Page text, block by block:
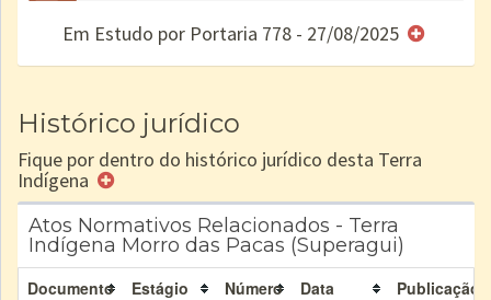
e/ou
Em Estudo por Portaria 778 - 27/08/2025
Histórico jurídico
Fique por dentro do histórico jurídico desta Terra
Indígena
Atos Normativos Relacionados - Terra
Indígena Morro das Pacas (Superagui)
Documento Estágio Número Data
Publicação